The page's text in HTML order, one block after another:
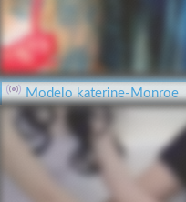
Modelo katerine-Monroe